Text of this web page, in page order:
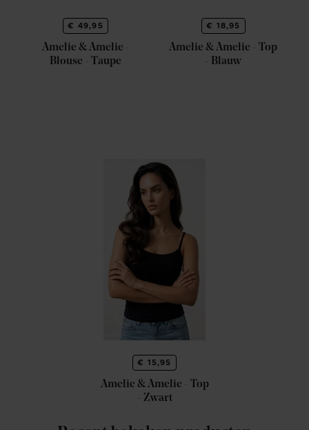
€ 49,95
Amelie & Amelie -
Blouse - Taupe
€ 18,95
Amelie & Amelie - Top
- Blauw
€ 15,95
Amelie & Amelie - Top
- Zwart